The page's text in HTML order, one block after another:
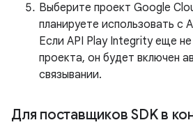
Выберите проект Google
планируете использовать с
Если API Play Integrity еще
проекта, он будет включен
связывании.
Для поставщиков SDK в